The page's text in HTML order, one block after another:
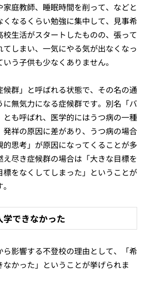
庭教師、睡眠時間を削って、などと
なるくらい勉強に集中して、見事希
生活がスタートしたものの、張って
てしまい、一気にやる気が出なくなっ
う子供も少なくありません。
候群」と呼ばれる状態で、その名の通
に無気力になる症候群です。別名「バ
も呼ばれ、医学的にはうつ病の一種
発祥の原因に差があり、うつ病の場合
思考」が原因になってくることが多
え尽き症候群の場合は「大きな目標を
をなくしてしまった」ということが
できなかった
影響する不登校の理由として、「希
かった」ということが挙げられま